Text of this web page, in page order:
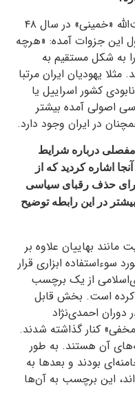
مهران براتی: اگر به درس‌نامه‌های آیت‌الله «خمینی» در سال ۴۸
این جزوات آمده: «هرچه
به شکل مستقیم به
یهودیان ایران مرتبا
کشور اسراییل یا
اصولی آمده بیشتر
در ایران وجود دارد.
درباره‌ شرایط
اشاره کردید که از
برای حذف رقبای سیاسی
در این رابطه توضیح
مانند بهاییان علاوه بر
سوءاستفاده ابزاری قرار
از یک برچسب
کرده است. بخش قابل
دوران احمدی‌نژاد
کنار گذاشته شدند.
آن هستند. به طور
بودند و بعدها به
این برچسب به آن‌ها